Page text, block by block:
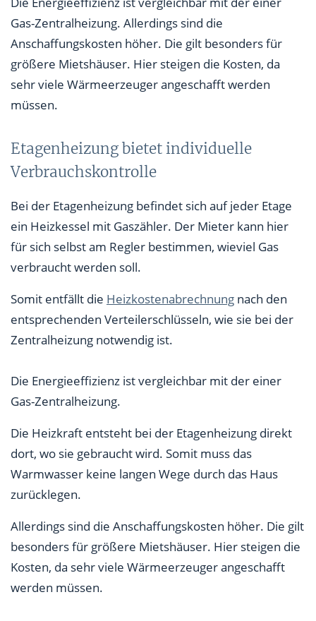
Gas-Zentralheizung. Allerdings sind die
Anschaffungskosten höher. Die gilt besonders für
größere Mietshäuser. Hier steigen die Kosten, da
sehr viele Wärmeerzeuger angeschafft werden
müssen.
Etagenheizung bietet individuelle
Verbrauchskontrolle
Bei der Etagenheizung befindet sich auf jeder Etage
ein Heizkessel mit Gaszähler. Der Mieter kann hier
für sich selbst am Regler bestimmen, wieviel Gas
verbraucht werden soll.
Somit entfällt die Heizkostenabrechnung nach den
entsprechenden Verteilerschlüsseln, wie sie bei der
Zentralheizung notwendig ist.
Die Energieeffizienz ist vergleichbar mit der einer
Gas-Zentralheizung.
Die Heizkraft entsteht bei der Etagenheizung direkt
dort, wo sie gebraucht wird. Somit muss das
Warmwasser keine langen Wege durch das Haus
zurücklegen.
Allerdings sind die Anschaffungskosten höher. Die gilt
besonders für größere Mietshäuser. Hier steigen die
Kosten, da sehr viele Wärmeerzeuger angeschafft
werden müssen.